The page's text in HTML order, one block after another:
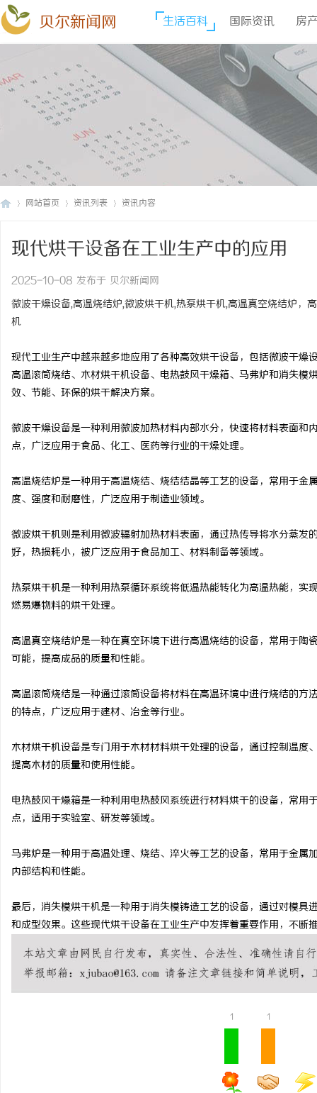
贝尔新闻网 生活百科 国际资讯 房
网站首页 资讯列表 资讯内容
现代烘干设备在工业生产中的应用
2025-10-08 发布于 贝尔新闻网
微波干燥设备,高温烧结炉,微波烘干机,热泵烘干机,高温真空烧结炉，
机
现代工业生产中越来越多地应用了各种高效烘干设备，包括微波干
高温滚筒烧结、木材烘干机设备、电热鼓风干燥箱、马弗炉和消失
效、节能、环保的烘干解决方案。
微波干燥设备是一种利用微波加热材料内部水分，快速将材料表面
点，广泛应用于食品、化工、医药等行业的干燥处理。
高温烧结炉是一种用于高温烧结、烧结结晶等工艺的设备，常用于
度、强度和耐磨性，广泛应用于制造业领域。
微波烘干机则是利用微波辐射加热材料表面，通过热传导将水分蒸
好，热损耗小，被广泛应用于食品加工、材料制备等领域。
热泵烘干机是一种利用热泵循环系统将低温热能转化为高温热能，
燃易爆物料的烘干处理。
高温真空烧结炉是一种在真空环境下进行高温烧结的设备，常用于
可能，提高成品的质量和性能。
高温滚筒烧结是一种通过滚筒设备将材料在高温环境中进行烧结的
的特点，广泛应用于建材、冶金等行业。
木材烘干机设备是专门用于木材材料烘干处理的设备，通过控制温
提高木材的质量和使用性能。
电热鼓风干燥箱是一种利用电热鼓风系统进行材料烘干的设备，常
点，适用于实验室、研发等领域。
马弗炉是一种用于高温处理、烧结、淬火等工艺的设备，常用于金
内部结构和性能。
最后，消失模烘干机是一种用于消失模铸造工艺的设备，通过对模
和成型效果。这些现代烘干设备在工业生产中发挥着重要作用，不断
1 1